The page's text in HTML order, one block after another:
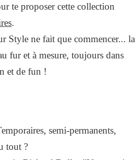
te proposer cette collection
.
Style ne fait que commencer... la
fur et à mesure, toujours dans
et de fun !
semi-permanents,
tout ?